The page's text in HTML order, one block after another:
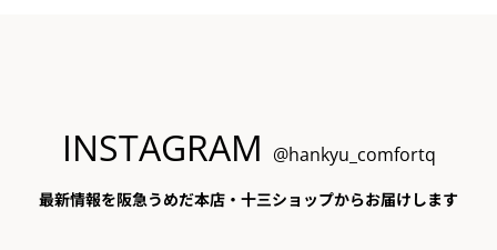
INSTAGRAM @hankyu_comfortq
最新情報を阪急うめだ本店・十三ショップからお届けします